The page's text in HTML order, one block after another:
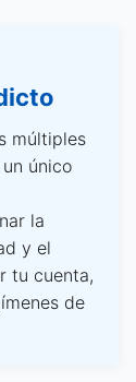
múltiples
único
la
y el
tu cuenta,
de